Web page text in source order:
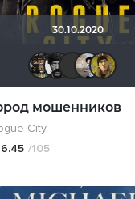
30.10.2020
мошенников
City
6.45 /105